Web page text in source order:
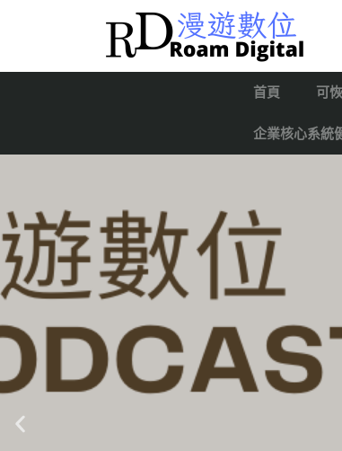
首頁 可
企業核心系統